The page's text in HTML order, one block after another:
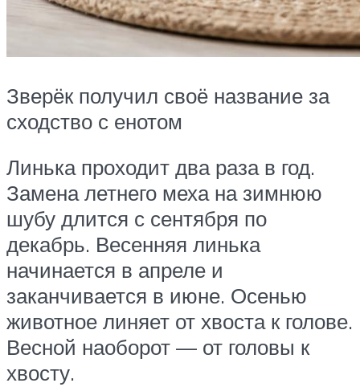
Зверёк получил своё название за
сходство с енотом
Линька проходит два раза в год.
Замена летнего меха на зимнюю
шубу длится с сентября по
декабрь. Весенняя линька
начинается в апреле и
заканчивается в июне. Осенью
животное линяет от хвоста к голове.
Весной наоборот — от головы к
хвосту.